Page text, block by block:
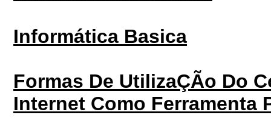
Informática Basica
Formas De UtilizaÇÃo Do
Internet Como Ferramenta